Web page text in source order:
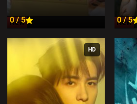
New
0 / 5 New
0 / 5
HD